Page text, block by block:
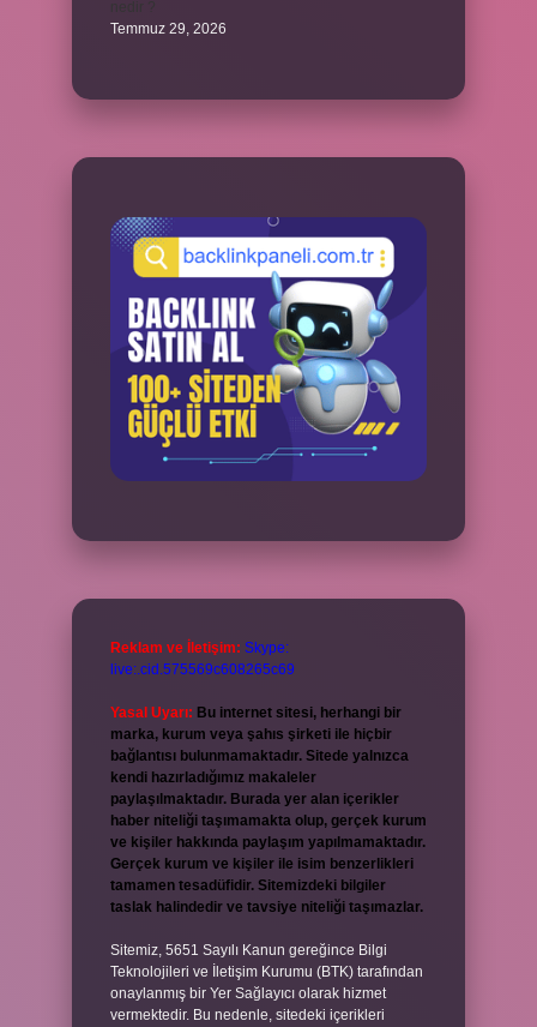
Temmuz 29, 2026
Reklam ve İletişim: Skype:
live:.cid.575569c608265c69
Yasal Uyarı: Bu internet sitesi, herhangi bir
marka, kurum veya şahıs şirketi ile hiçbir
bağlantısı bulunmamaktadır. Sitede yalnızca
kendi hazırladığımız makaleler
paylaşılmaktadır. Burada yer alan içerikler
haber niteliği taşımamakta olup, gerçek kurum
ve kişiler hakkında paylaşım yapılmamaktadır.
Gerçek kurum ve kişiler ile isim benzerlikleri
tamamen tesadüfidir. Sitemizdeki bilgiler
taslak halindedir ve tavsiye niteliği taşımazlar.
Sitemiz, 5651 Sayılı Kanun gereğince Bilgi
Teknolojileri ve İletişim Kurumu (BTK) tarafından
onaylanmış bir Yer Sağlayıcı olarak hizmet
vermektedir. Bu nedenle, sitedeki içerikleri